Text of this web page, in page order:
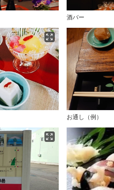
酒バー
お通し（例）